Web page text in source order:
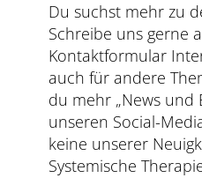
Du suchst mehr zu
Schreibe uns gerne
Kontaktformular
auch für andere
du mehr „News und
unseren Social-
keine unserer
Systemische